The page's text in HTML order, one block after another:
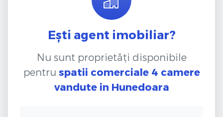
Ești agent imobiliar?
Nu sunt proprietăți disponibile
pentru spatii comerciale 4 camere
vandute in Hunedoara